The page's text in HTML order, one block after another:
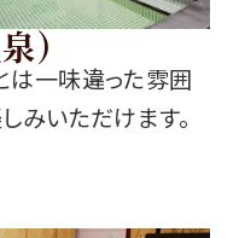
）
は一味違った雰囲
みいただけます。